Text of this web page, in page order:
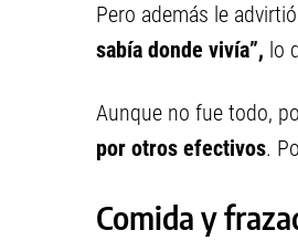
Pero además le
sabía donde vivía”, lo
Aunque no fue todo,
por otros efectivos.
Comida y